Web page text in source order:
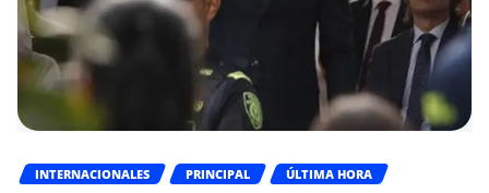
INTERNACIONALES PRINCIPAL ÚLTIMA HORA